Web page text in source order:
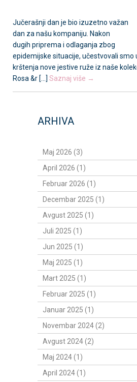
Jučerašnji dan je bio izuzetno važan
dan za našu kompaniju. Nakon
dugih priprema i odlaganja zbog
epidemijske situacije, učestvovali smo
krštenja nove jestive ruže iz naše
Rosa &r [...] Saznaj više →
ARHIVA
Maj 2026 (3)
April 2026 (1)
Februar 2026 (1)
Decembar 2025 (1)
Avgust 2025 (1)
Juli 2025 (1)
Jun 2025 (1)
Maj 2025 (1)
Mart 2025 (1)
Februar 2025 (1)
Januar 2025 (1)
Novembar 2024 (2)
Avgust 2024 (2)
Maj 2024 (1)
April 2024 (1)